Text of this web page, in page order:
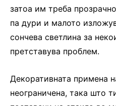
затоа им треба
па дури и малото
сончева светлина за
претставува проблем.
Декоративната примена
неограничена, така што